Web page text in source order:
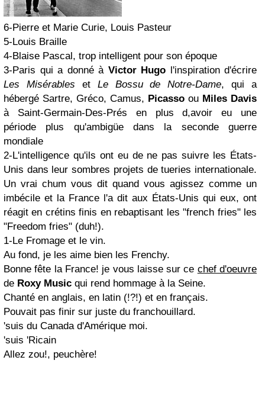
6-Pierre et Marie Curie, Louis Pasteur
5-Louis Braille
4-Blaise Pascal, trop intelligent pour son époque
3-Paris qui a donné à Victor Hugo l'inspiration d'écrire
Les Misérables et Le Bossu de Notre-Dame, qui a
hébergé Sartre, Gréco, Camus, Picasso ou Miles Davis
à Saint-Germain-Des-Prés en plus d,avoir eu une
période plus qu'ambigüe dans la seconde guerre
mondiale
2-L'intelligence qu'ils ont eu de ne pas suivre les États-
Unis dans leur sombres projets de tueries internationale.
Un vrai chum vous dit quand vous agissez comme un
imbécile et la France l'a dit aux États-Unis qui eux, ont
réagit en crétins finis en rebaptisant les "french fries" les
"Freedom fries" (duh!).
1-Le Fromage et le vin.
Au fond, je les aime bien les Frenchy.
Bonne fête la France! je vous laisse sur ce chef d'oeuvre
de Roxy Music qui rend hommage à la Seine.
Chanté en anglais, en latin (!?!) et en français.
Pouvait pas finir sur juste du franchouillard.
'suis du Canada d'Amérique moi.
'suis 'Ricain
Allez zou!, peuchère!